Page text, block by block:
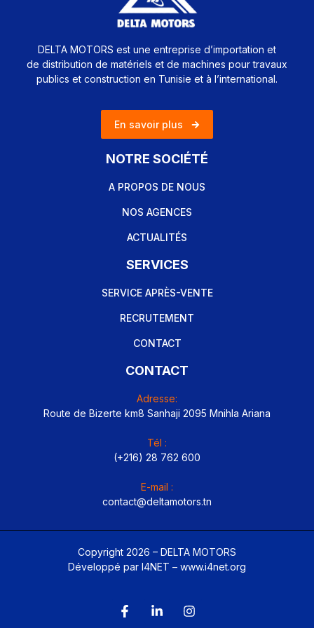
DELTA MOTORS est une entreprise d’importation et
de distribution de matériels et de machines pour travaux
publics et construction en Tunisie et à l’international.
En savoir plus
NOTRE SOCIÉTÉ
A PROPOS DE NOUS
NOS AGENCES
ACTUALITÉS
SERVICES
SERVICE APRÈS-VENTE
RECRUTEMENT
CONTACT
CONTACT
Adresse:
Route de Bizerte km8 Sanhaji 2095 Mnihla Ariana
Tél :
(+216) 28 762 600
E-mail :
contact@deltamotors.tn
Copyright 2026 – DELTA MOTORS
Développé par I4NET – www.i4net.org